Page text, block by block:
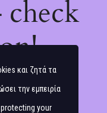
και ζητά τα
την εμπειρία
your